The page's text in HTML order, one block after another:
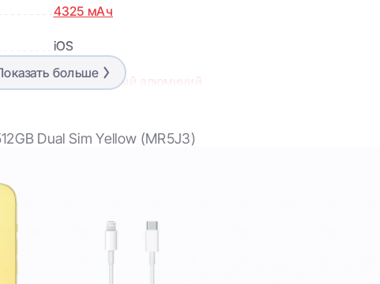
4325 мАч
iOS
Авиационный алюминий
2778×1284
больше
Dual Sim Yellow (MR5J3)